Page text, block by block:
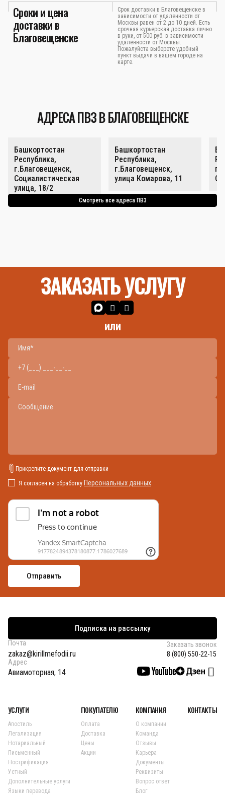
Сроки и цена
доставки в
Благовещенске
Срок доставки в Благовещенске в
зависимости от удаленности от
Москвы равен от 2 до 10 дней. Есть
срочная курьерская доставка лично
в руки, от 500 руб. в зависимости
удалённости от Москвы.
Пожалуйста выберете удобный
пункт выдачи в вашем городе на
карте.
АДРЕСА ПВЗ В БЛАГОВЕЩЕНСКЕ
Башкортостан
Республика,
г.Благовещенск,
Социалистическая
улица, 18/2
Башкортостан
Республика,
г.Благовещенск,
улица Комарова, 11
Смотреть все адреса ПВЗ
ЗАКАЗАТЬ УСЛУГУ
или
Прикрепите документ для отправки
Я согласен на обработку Персональных данных
Подписка на рассылку
Почта
zakaz@kirillmefodii.ru
Заказать звонок
8 (800) 550-22-15
Адрес
Авиамоторная, 14
УСЛУГИ
Апостиль
Легализация
Нотариальный
Письменный
Нострификация
Устный
Дополнительные услуги
Языки перевода
ПОКУПАТЕЛЮ
Оплата
Доставка
Цены
Акции
КОМПАНИЯ
О компании
Команда
Отзывы
Карьера
Документы
Реквизиты
Вопрос ответ
Блог
КОНТАКТЫ